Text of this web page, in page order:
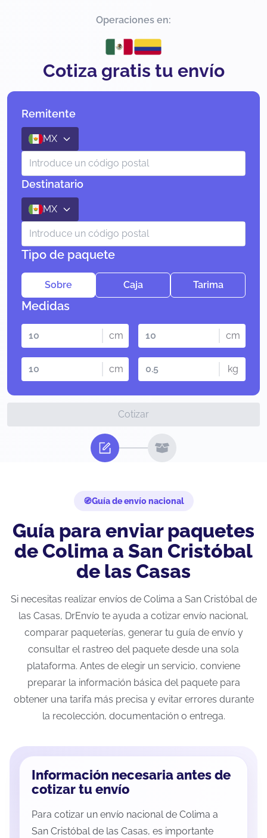
Operaciones en:
Cotiza gratis tu envío
Remitente
MX
Destinatario
MX
Tipo de paquete
Sobre Caja Tarima
Medidas
cm cm
cm kg
Cotizar
Guía de envío nacional
Guía para enviar paquetes
de Colima a San Cristóbal
de las Casas
Si necesitas realizar envíos de Colima a San Cristóbal de
las Casas, DrEnvío te ayuda a cotizar envío nacional,
comparar paqueterías, generar tu guía de envío y
consultar el rastreo del paquete desde una sola
plataforma. Antes de elegir un servicio, conviene
preparar la información básica del paquete para
obtener una tarifa más precisa y evitar errores durante
la recolección, documentación o entrega.
Información necesaria antes de
cotizar tu envío
Para cotizar un envío nacional de Colima a
San Cristóbal de las Casas, es importante